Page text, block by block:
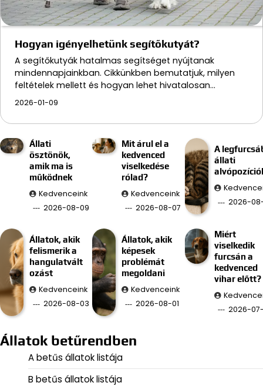
Hogyan igényelhetünk segítőkutyát?
A segítőkutyák hatalmas segítséget nyújtanak
mindennapjainkban. Cikkünkben bemutatjuk, milyen
feltételek mellett és hogyan lehet hivatalosan…
2026-01-09
Állati
ösztönök,
amik ma is
működnek
Kedvenceink
2026-08-09
Mit árul el a
kedvenced
viselkedése
rólad?
Kedvenceink
2026-08-07
A
állati
2026-
Állatok, akik
felismerik a
hangulatvált
ozást
Kedvenceink
2026-08-03
Állatok, akik
képesek
problémát
megoldani
Kedvenceink
2026-08-01
Miért
viselkedik
furcsán a
kedvenced
vihar előtt?
2026-
Állatok betűrendben
A betűs állatok listája
B betűs állatok listája